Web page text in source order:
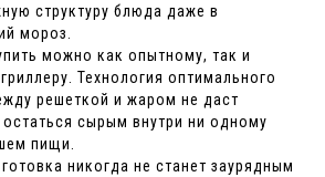
структуру блюда даже в
мороз.
можно как опытному, так и
Технология оптимального
решеткой и жаром не даст
остаться сырым внутри ни одному
пищи.
никогда не станет заурядным